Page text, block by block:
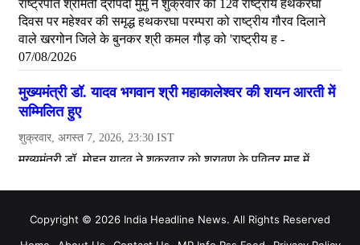
Copyright © 2026 India Headline News. All Rights Reserved